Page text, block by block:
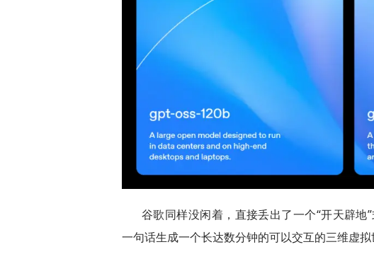
谷歌同样没闲着，直接丢出了一个“开天辟
一句话生成一个长达数分钟的可以交互的三维虚拟